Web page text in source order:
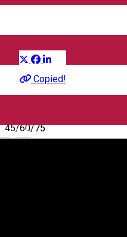
English
play
Copied!
Atelier
45/60/75